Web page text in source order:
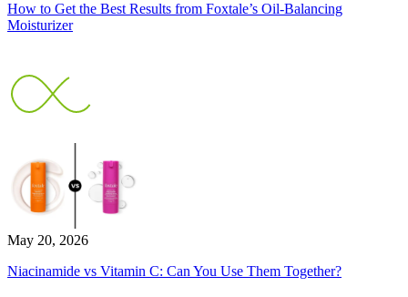
How to Get the Best Results from Foxtale’s Oil-Balancing
Moisturizer
May 20, 2026
Niacinamide vs Vitamin C: Can You Use Them Together?